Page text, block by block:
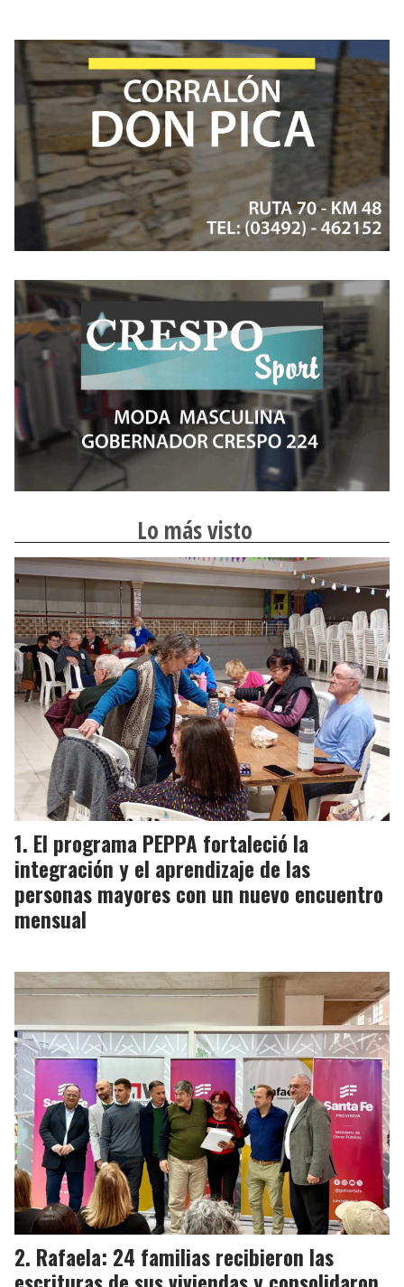
Lo más visto
El programa PEPPA fortaleció la
integración y el aprendizaje de las
personas mayores con un nuevo encuentro
mensual
Rafaela: 24 familias recibieron las